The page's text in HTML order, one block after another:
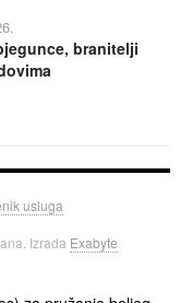
branitelji
usluga
Izrada Exabyte